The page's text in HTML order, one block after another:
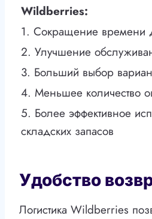
Wildberries:
1. Сокращение времени
2. Улучшение
3. Больший выбор
4. Меньшее количество
5. Более эффективное
складских запасов
Удобство
Логистика Wildberries